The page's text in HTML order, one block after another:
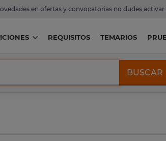
en ofertas y convocatorias no dudes activar
REQUISITOS TEMARIOS
BUSCAR